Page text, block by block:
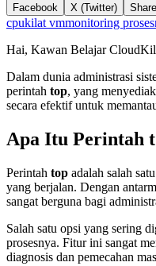
Facebook X (Twitter) Share
cpukilat vmmonitoring proses
Hai, Kawan Belajar
Dalam dunia administrasi
perintah top, yang
secara efektif untuk
Apa Itu Perintah
Perintah top adalah salah
yang berjalan. Dengan
sangat berguna bagi
Salah satu opsi yang sering
prosesnya. Fitur ini sangat
diagnosis dan pemecahan